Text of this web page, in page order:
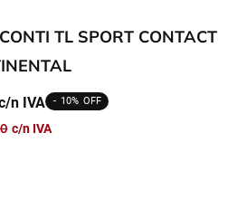
TL SPORT CONTACT
10%